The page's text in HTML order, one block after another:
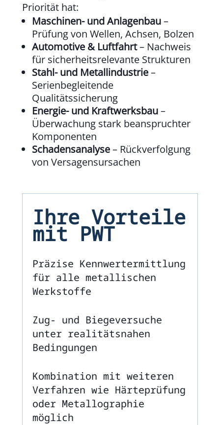
Priorität hat:
Maschinen- und Anlagenbau–
Prüfung von Wellen, Achsen, Bolzen
Automotive & Luftfahrt– Nachweis
für sicherheitsrelevante Strukturen
Stahl- und Metallindustrie–
Serienbegleitende
Qualitätssicherung
Energie- und Kraftwerksbau–
Überwachung stark beanspruchter
Komponenten
Schadensanalyse– Rückverfolgung
von Versagensursachen
Ihre Vorteile
mit PWT
Präzise Kennwertermittlung
für alle metallischen
Werkstoffe
Zug- und Biegeversuche
unter realitätsnahen
Bedingungen
Kombination mit weiteren
Verfahren wie Härteprüfung
oder Metallographie
möglich